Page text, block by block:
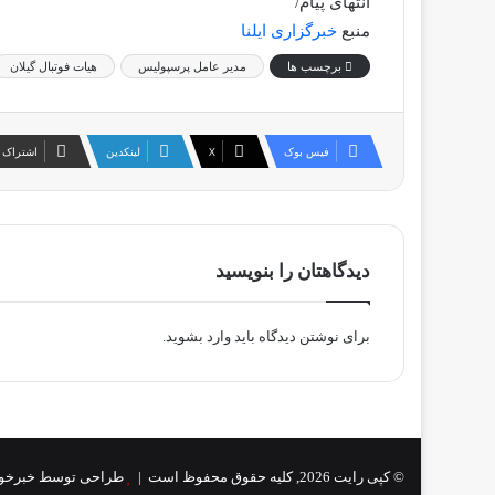
منبع خبرگزاری ایلنا
برچسب ها مدیر عامل پرسپولیس هیات فوتبال گیلان
فیس بوک X لینکدین
دیدگاهتان را بنویسید
برای نوشتن دیدگاه بایدوارد بشوید
© کپی رایت 2026, کلیه حقوق محفوظ است | طراحی توسط